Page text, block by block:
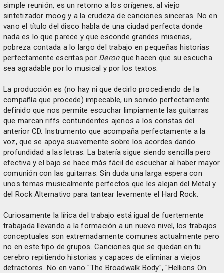
simple reunión, es un retorno a los orígenes, al viejo
sintetizador moog y a la crudeza de canciones sinceras. No en
vano el título del disco habla de una ciudad perfecta donde
nada es lo que parece y que esconde grandes miserias,
pobreza contada a lo largo del trabajo en pequeñas historias
perfectamente escritas por Deronque hacen que su escucha
sea agradable por lo musical y por los textos.
La producción es (no hay ni que decirlo procediendo de la
compañía que procede) impecable, un sonido perfectamente
definido que nos permite escuchar limpiamente las guitarras
que marcan riffs contundentes ajenos a los coristas del
anterior CD. Instrumento que acompaña perfectamente a la
voz, que se apoya suavemente sobre los acordes dando
profundidad a las letras. La batería sigue siendo sencilla pero
efectiva y el bajo se hace más fácil de escuchar al haber mayor
comunión con las guitarras. Sin duda una larga espera con
unos temas musicalmente perfectos que les alejan del Metal y
del Rock Alternativo para tantear levemente el Hard Rock.
Curiosamente la lírica del trabajo está igual de fuertemente
trabajada llevando a la formación a un nuevo nivel, los trabajos
conceptuales son extremadamente comunes actualmente pero
no en este tipo de grupos. Canciones que se quedan en tu
cerebro repitiendo historias y capaces de eliminar a viejos
detractores. No en vano "The Broadwalk Body", "Hellions On